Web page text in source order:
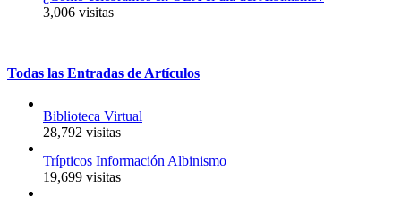
3,006 visitas
Todas las Entradas de Artículos
Biblioteca Virtual
28,792 visitas
Trípticos Información Albinismo
19,699 visitas